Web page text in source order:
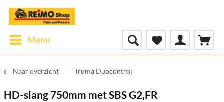
Menu
Naar overzicht Truma Duocontrol
HD-slang 750mm met SBS G2,FR